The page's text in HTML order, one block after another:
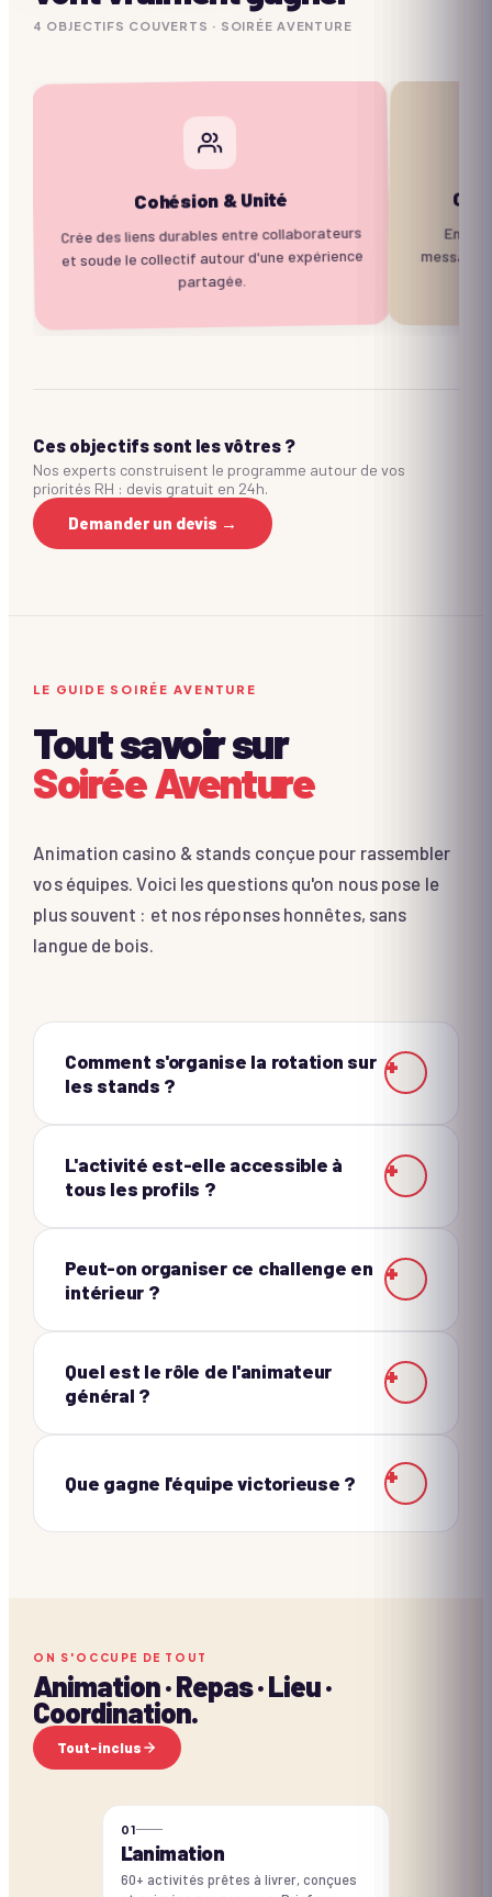
4 OBJECTIFS COUVERTS · SOIRÉE AVENTURE
Cohésion & Unité
Crée des liens durables entre collaborateurs
et soude le collectif autour d'une expérience
partagée.
Ces objectifs sont les vôtres ?
Nos experts construisent le programme autour de vos
priorités RH : devis gratuit en 24h.
Demander un devis →
LE GUIDE SOIRÉE AVENTURE
Tout savoir sur
Soirée Aventure
Animation casino & stands conçue pour rassembler
vos équipes. Voici les questions qu'on nous pose le
plus souvent : et nos réponses honnêtes, sans
langue de bois.
Comment s'organise la rotation sur
les stands ?
+
L'activité est-elle accessible à
tous les profils ?
+
Peut-on organiser ce challenge en
intérieur ?
+
Quel est le rôle de l'animateur
général ?
+
Que gagne l'équipe victorieuse ? +
ON S'OCCUPE DE TOUT
Animation · Repas · Lieu ·
Coordination.
Tout-inclus
01
L'animation
60+ activités prêtes à livrer, conçues